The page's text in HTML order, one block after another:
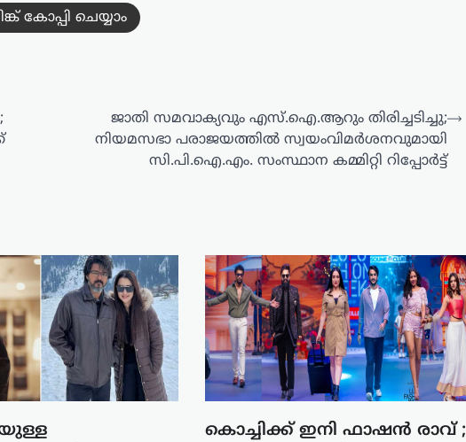
കോപ്പി ചെയ്യാം
ജാതി സമവാക്യവും എസ്‌.ഐ.ആറും തിരിച്ചടിച്ചു;
നിയമസഭാ പരാജയത്തിൽ സ്വയംവിമർശനവുമായി
സി.പി.ഐ.എം. സംസ്ഥാന കമ്മിറ്റി റിപ്പോർട്ട്
⟶
കൊച്ചിക്ക് ഇനി ഫാഷൻ രാവ് ;